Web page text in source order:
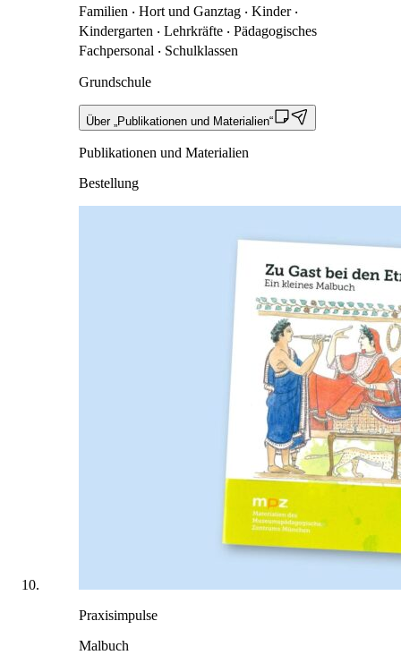
Familien ‧ Hort und Ganztag ‧ Kinder ‧
Kindergarten ‧ Lehrkräfte ‧ Pädagogisches
Fachpersonal ‧ Schulklassen
Grundschule
Über „Publikationen und Materialien“
Publikationen und Materialien
Bestellung
Praxisimpulse
Malbuch